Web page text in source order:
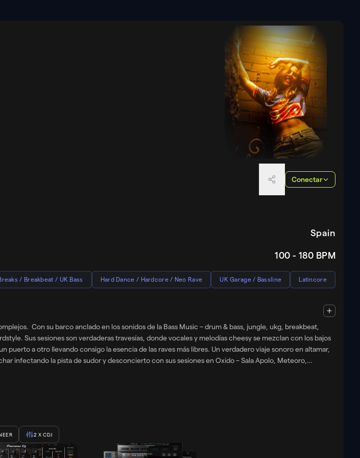
Conectar
Spain
100 - 180 BPM
/ Breakbeat / UK Bass Hard Dance / Hardcore / Neo Rave UK Garage / Bassline Latincore
en los sonidos de la Bass Music – drum & bass, jungle, ukg, breakbeat,
Sus sesiones son verdaderas travesías, donde vocales y melodías cheesy se mezclan con los bajos
a otro llevando consigo la esencia de las raves más libres. Un verdadero viaje sonoro en altamar,
infectando la pista de sudor y desconcierto con sus sesiones en Oxido – Sala Apolo, Meteoro,
Town con Ice Spice. Por supuesto, el purismo musical NO está en su carta náutica.
2 X CDJ